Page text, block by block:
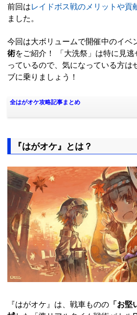
前回はレイドボス戦のメリットや貢
ました。
今回は大ボリュームで開催中のイベ
術をご紹介！ 「大洗祭」は特に見
っているので、気になっている方は
ブに乗りましょう！
全はがオケ攻略記事まとめ
『はがオケ』とは？
『はがオケ』は、戦車ものの 「お